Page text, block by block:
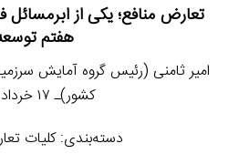
تعارض منافع؛ یکی از ابرمسائل
هفتم
امیر ثامنی (رئیس گروه آمایش
کشور)ـ ۱۷ خرداد ۱۴۰۱
دسته‌بندی: کلیات